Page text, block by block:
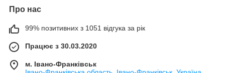
Про нас
99% позитивних з 1051 відгука за рік
Працює з 30.03.2020
м. Івано-Франківськ